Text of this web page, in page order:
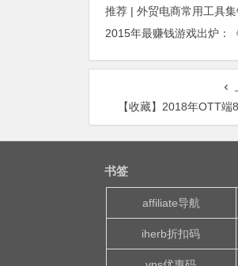
推荐 | 外贸电商常用工具
【收藏】2018年OTT端
书签
affiliate导航
iherb折扣码